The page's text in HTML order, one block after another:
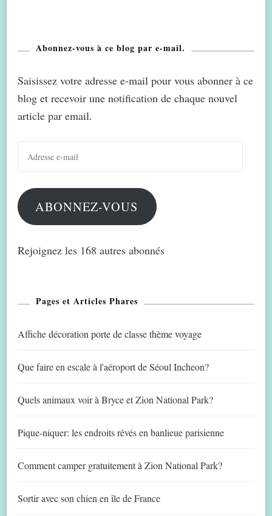
Abonnez-vous à ce blog par e-mail.
Saisissez votre adresse e-mail pour vous abonner à ce
blog et recevoir une notification de chaque nouvel
article par email.
mail
ABONNEZ-VOUS
Rejoignez les 168 autres abonnés
Pages et Articles Phares
Affiche décoration porte de classe thème voyage
Que faire en escale à l'aéroport de Séoul Incheon?
Quels animaux voir à Bryce et Zion National Park?
Pique-niquer: les endroits rêvés en banlieue parisienne
Comment camper gratuitement à Zion National Park?
Sortir avec son chien en île de France